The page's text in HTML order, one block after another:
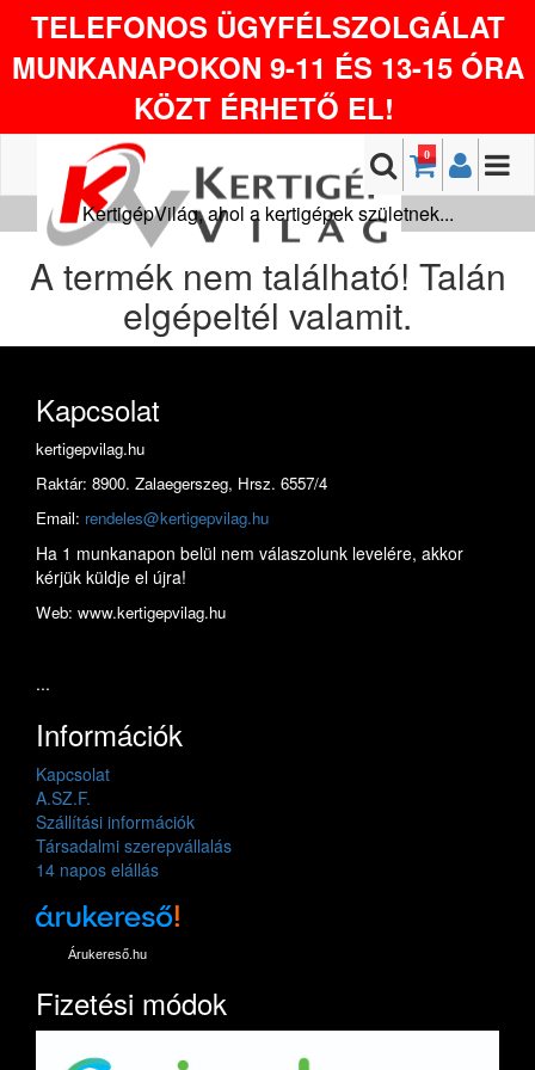
TELEFONOS ÜGYFÉLSZOLGÁLAT
MUNKANAPOKON 9-11 ÉS 13-15 ÓRA
KÖZT ÉRHETŐ EL!
0
KertigépVilág, ahol a kertigépek születnek...
A termék nem található! Talán
elgépeltél valamit.
Kapcsolat
kertigepvilag.hu
Raktár: 8900. Zalaegerszeg, Hrsz. 6557/4
Email: rendeles@kertigepvilag.hu
Ha 1 munkanapon belül nem válaszolunk levelére, akkor
kérjük küldje el újra!
Web: www.kertigepvilag.hu
...
Információk
Kapcsolat
A.SZ.F.
Szállítási információk
Társadalmi szerepvállalás
14 napos elállás
Árukereső.hu
Fizetési módok